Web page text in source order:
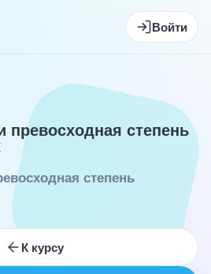
Войти
превосходная степень
степень
К курсу